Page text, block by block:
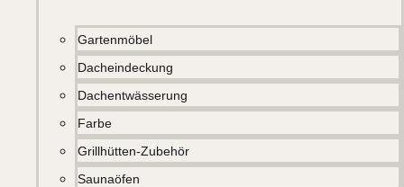
Gartenmöbel
Dacheindeckung
Dachentwässerung
Farbe
Grillhütten-Zubehör
Saunaöfen